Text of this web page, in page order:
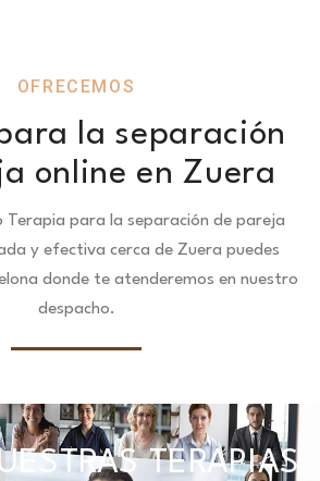
OFRECEMOS
la separación
online en Zuera
Terapia para la separación de pareja
y efectiva cerca de Zuera puedes
donde te atenderemos en nuestro
despacho.
TERAPIAS